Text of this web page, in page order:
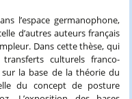
l’espace germanophone,
d’autres auteurs français
Dans cette thèse, qui
culturels franco-
la base de la théorie du
du concept de posture